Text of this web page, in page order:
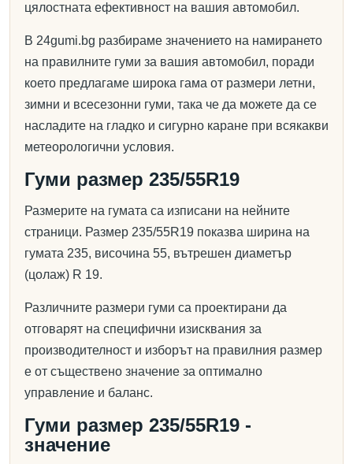
цялостната ефективност на вашия автомобил.
В 24gumi.bg разбираме значението на намирането
на правилните гуми за вашия автомобил, поради
което предлагаме широка гама от размери летни,
зимни и всесезонни гуми, така че да можете да се
насладите на гладко и сигурно каране при всякакви
метеорологични условия.
Гуми размер 235/55R19
Размерите на гумата са изписани на нейните
страници. Размер 235/55R19 показва ширина на
гумата 235, височина 55, вътрешен диаметър
(цолаж) R 19.
Различните размери гуми са проектирани да
отговарят на специфични изисквания за
производителност и изборът на правилния размер
е от съществено значение за оптимално
управление и баланс.
Гуми размер 235/55R19 -
значение